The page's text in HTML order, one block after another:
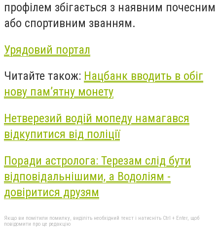
профілем збігається з наявним почесним
або спортивним званням.
Урядовий портал
Читайте також: Нацбанк вводить в обіг
нову пам’ятну монету
Нетверезий водій мопеду намагався
відкупитися від поліції
Поради астролога: Терезам слід бути
відповідальнішими, а Водоліям -
довіритися друзям
Якщо ви помітили помилку, виділіть необхідний текст і натисніть Ctrl + Enter, щоб
повідомити про це редакцію